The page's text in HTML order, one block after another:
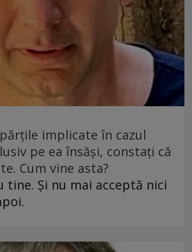
implicate în cazul
pe ea însăși, constați că
Cum vine asta?
tine. Și nu mai acceptă nici